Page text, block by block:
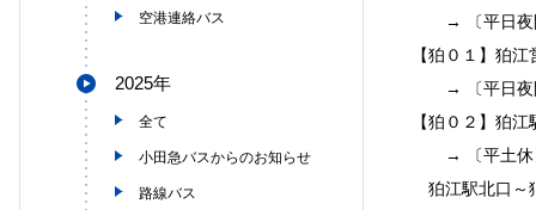
→ 〔平日夜
【狛０１】狛
→ 〔平日夜間
【狛０２】狛
→ 〔平土休
狛江駅北口～
空港連絡バス
2025年
全て
小田急バスからのお知らせ
路線バス